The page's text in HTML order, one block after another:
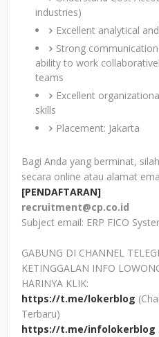
industries)
Excellent analytical
Strong
ability to work
teams
Excellent
skills
Placement: Jakarta
Bagi Anda yang berminat,
secara online atau alamat
[PENDAFTARAN]
recruitment@cp.co.id
Subject email: ERP FICO
GABUNG DI CHANNEL
KETINGGALAN INFO
HARINYA KLIK:
https://t.me/lokerblog
Terbaru)
https://t.me/infolokerblog